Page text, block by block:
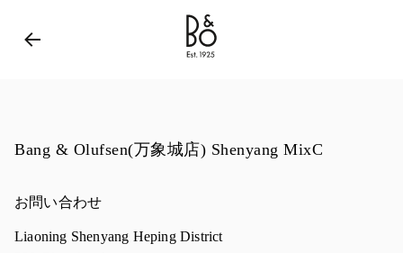
Bang & Olufsen - Exist to Create
Bang & Olufsen(万象城店) Shenyang MixC
お問い合わせ
Liaoning Shenyang Heping District